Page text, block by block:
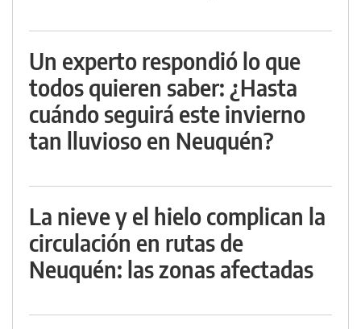
Un experto respondió lo que
todos quieren saber: ¿Hasta
cuándo seguirá este invierno
tan lluvioso en Neuquén?
La nieve y el hielo complican la
circulación en rutas de
Neuquén: las zonas afectadas